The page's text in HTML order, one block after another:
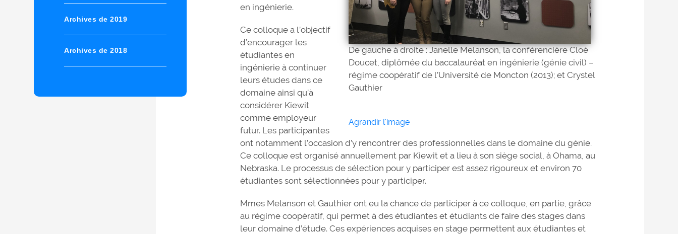
Archives de 2019
Archives de 2018
De gauche à droite : Janelle Melanson, la conférencière Cloé
Doucet, diplômée du baccalauréat en ingénierie (génie civil) –
régime coopératif de l’Université de Moncton (2013); et Crystel
Gauthier
Agrandir l'image
en ingénierie.
Ce colloque a l’objectif
d’encourager les
étudiantes en
ingénierie à continuer
leurs études dans ce
domaine ainsi qu’à
considérer Kiewit
comme employeur
futur. Les participantes
ont notamment l’occasion d’y rencontrer des professionnelles dans le domaine du génie.
Ce colloque est organisé annuellement par Kiewit et a lieu à son siège social, à Ohama, au
Nebraska. Le processus de sélection pour y participer est assez rigoureux et environ 70
étudiantes sont sélectionnées pour y participer.
Mmes Melanson et Gauthier ont eu la chance de participer à ce colloque, en partie, grâce
au régime coopératif, qui permet à des étudiantes et étudiants de faire des stages dans
leur domaine d’étude. Ces expériences acquises en stage permettent aux étudiantes et